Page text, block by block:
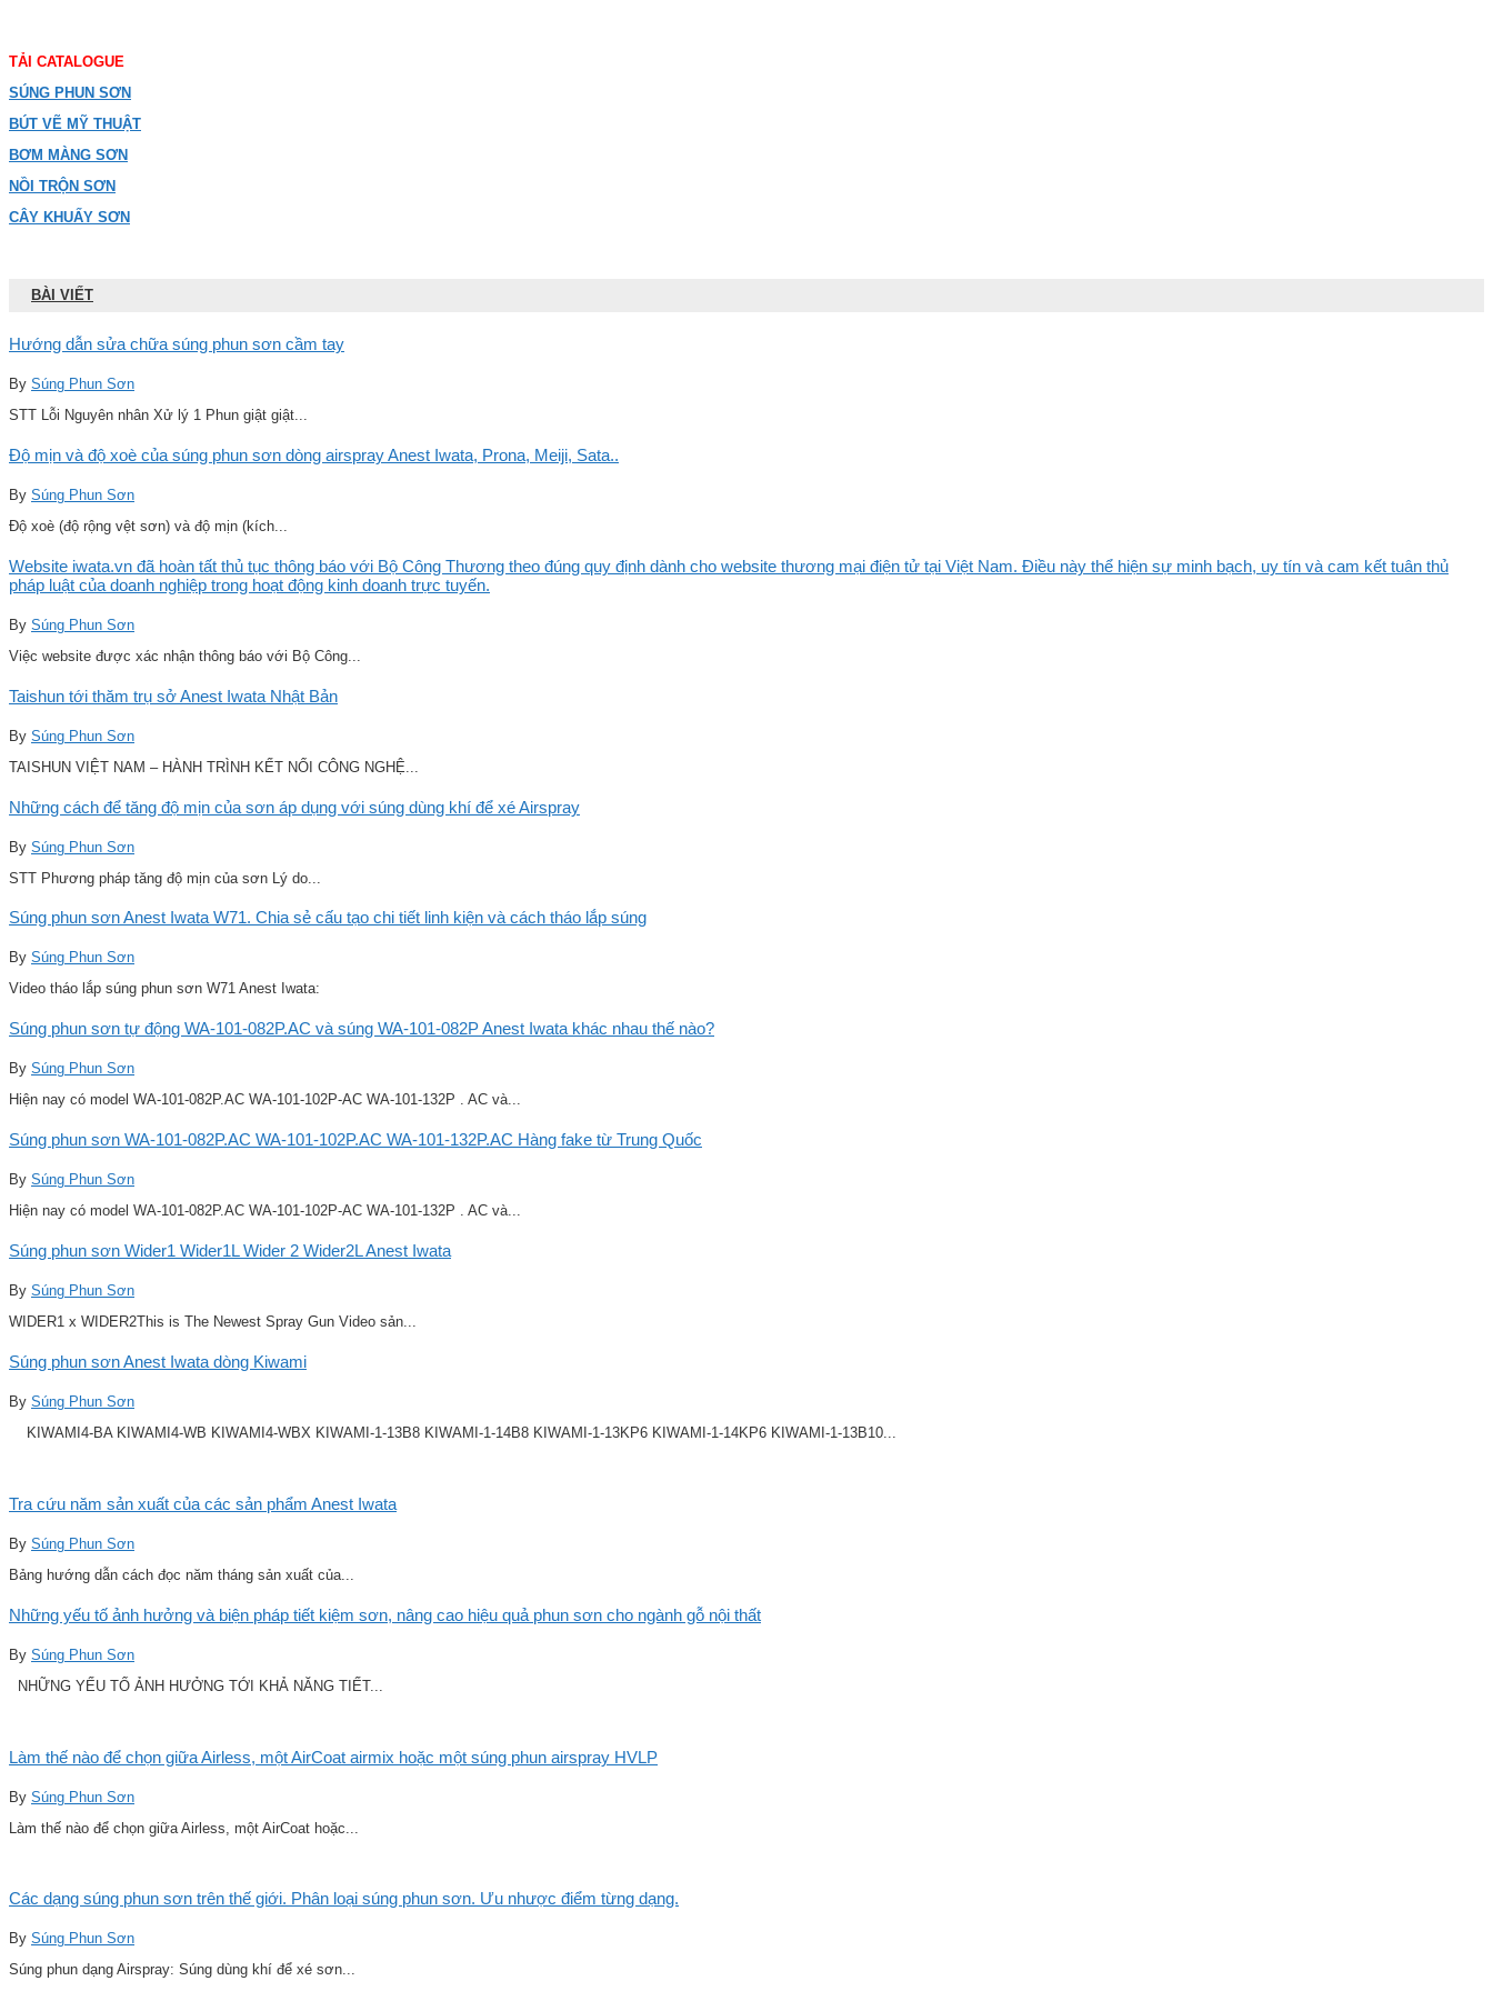
TẢI CATALOGUE
SÚNG PHUN SƠN
BÚT VẼ MỸ THUẬT
BƠM MÀNG SƠN
NỒI TRỘN SƠN
CÂY KHUẤY SƠN
BÀI VIẾT
Hướng dẫn sửa chữa súng phun sơn cầm tay
By Súng Phun Sơn
STT Lỗi Nguyên nhân Xử lý 1 Phun giật giật...
Độ mịn và độ xoè của súng phun sơn dòng airspray Anest Iwata, Prona, Meiji, Sata..
By Súng Phun Sơn
Độ xoè (độ rộng vệt sơn) và độ mịn (kích...
Website iwata.vn đã hoàn tất thủ tục thông báo với Bộ Công Thương theo đúng quy định dành cho website thương mại điện tử tại Việt Nam. Điều này thể hiện sự minh bạch, uy tín và cam kết tuân thủ
pháp luật của doanh nghiệp trong hoạt động kinh doanh trực tuyến.
By Súng Phun Sơn
Việc website được xác nhận thông báo với Bộ Công...
Taishun tới thăm trụ sở Anest Iwata Nhật Bản
By Súng Phun Sơn
TAISHUN VIỆT NAM – HÀNH TRÌNH KẾT NỐI CÔNG NGHỆ...
Những cách để tăng độ mịn của sơn áp dụng với súng dùng khí để xé Airspray
By Súng Phun Sơn
STT Phương pháp tăng độ mịn của sơn Lý do...
Súng phun sơn Anest Iwata W71. Chia sẻ cấu tạo chi tiết linh kiện và cách tháo lắp súng
By Súng Phun Sơn
Video tháo lắp súng phun sơn W71 Anest Iwata:
Súng phun sơn tự động WA-101-082P.AC và súng WA-101-082P Anest Iwata khác nhau thế nào?
By Súng Phun Sơn
Hiện nay có model WA-101-082P.AC WA-101-102P-AC WA-101-132P . AC và...
Súng phun sơn WA-101-082P.AC WA-101-102P.AC WA-101-132P.AC Hàng fake từ Trung Quốc
By Súng Phun Sơn
Hiện nay có model WA-101-082P.AC WA-101-102P-AC WA-101-132P . AC và...
Súng phun sơn Wider1 Wider1L Wider 2 Wider2L Anest Iwata
By Súng Phun Sơn
WIDER1 x WIDER2This is The Newest Spray Gun Video sản...
Súng phun sơn Anest Iwata dòng Kiwami
By Súng Phun Sơn
KIWAMI4-BA KIWAMI4-WB KIWAMI4-WBX KIWAMI-1-13B8 KIWAMI-1-14B8 KIWAMI-1-13KP6 KIWAMI-1-14KP6 KIWAMI-1-13B10...
Tra cứu năm sản xuất của các sản phẩm Anest Iwata
By Súng Phun Sơn
Bảng hướng dẫn cách đọc năm tháng sản xuất của...
Những yếu tố ảnh hưởng và biện pháp tiết kiệm sơn, nâng cao hiệu quả phun sơn cho ngành gỗ nội thất
By Súng Phun Sơn
NHỮNG YẾU TỐ ẢNH HƯỞNG TỚI KHẢ NĂNG TIẾT...
Làm thế nào để chọn giữa Airless, một AirCoat airmix hoặc một súng phun airspray HVLP
By Súng Phun Sơn
Làm thế nào để chọn giữa Airless, một AirCoat hoặc...
Các dạng súng phun sơn trên thế giới. Phân loại súng phun sơn. Ưu nhược điểm từng dạng.
By Súng Phun Sơn
Súng phun dạng Airspray: Súng dùng khí để xé sơn...